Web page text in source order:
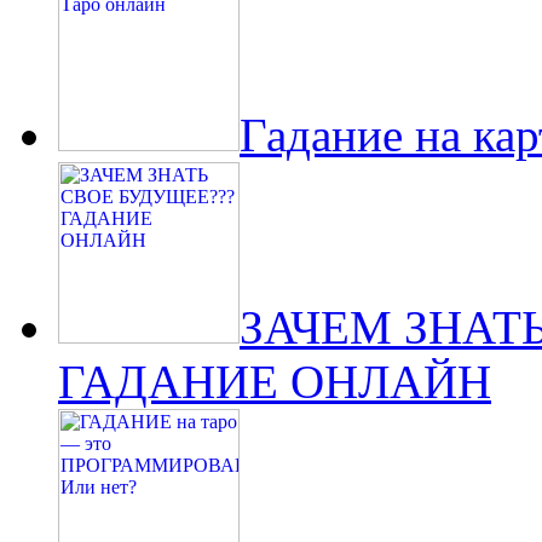
Гадание на
ЗАЧЕМ
ГАДАНИЕ ОНЛАЙН